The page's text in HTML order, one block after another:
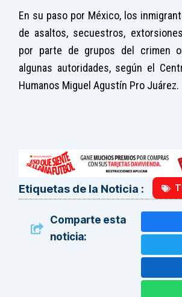
En su paso por México, los
de asaltos, secuestros,
por parte de grupos del crimen
algunas autoridades, según el
Humanos Miguel Agustín Pro Juárez.
Etiquetas de la Noticia :
Comparte esta
noticia: